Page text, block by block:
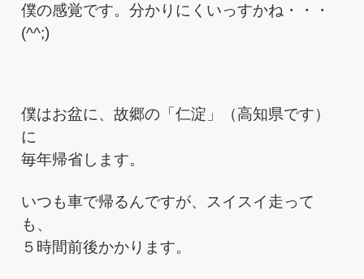
僕の感覚です。分かりにくいっすかね・・・
(^^;)
僕はお盆に、故郷の「仁淀」（高知県です）
に
毎年帰省します。
いつも車で帰るんですが、スイスイ走って
も、
５時間前後かかります。